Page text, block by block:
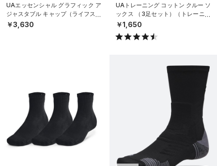
UAエッセンシャル グラフィック ア
ジャスタブル キャップ（ライフスタ
イル/UNISEX）
￥3,630
UAトレーニング コットン クルー ソ
ックス （3足セット）（トレーニン
グ/UNISEX）
￥1,650